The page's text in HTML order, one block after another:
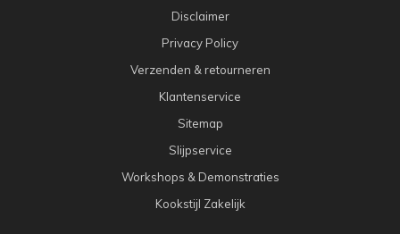
Disclaimer
Privacy Policy
Verzenden & retourneren
Klantenservice
Sitemap
Slijpservice
Workshops & Demonstraties
Kookstijl Zakelijk